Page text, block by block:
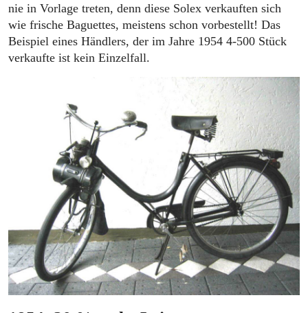
nie in Vorlage treten, denn diese Solex verkauften sich
wie frische Baguettes, meistens schon vorbestellt! Das
Beispiel eines Händlers, der im Jahre 1954 4-500 Stück
verkaufte ist kein Einzelfall.